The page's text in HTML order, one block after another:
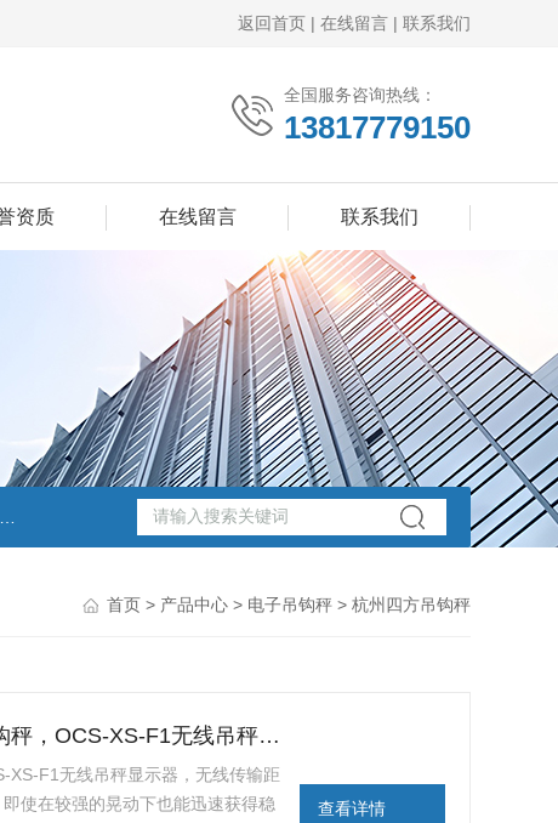
返回首页 | 在线留言 | 联系我们
全国服务咨询热线：
13817779150
资质 在线留言 联系我们
首页 > 产品中心 > 电子吊钩秤 > 杭州四方吊钩秤
广东四方OCS-XS-20T无线接收吊钩秤，OCS-XS-F1无线吊秤显示器
XS-F1无线吊秤显示器，无线传输距
使在较强的晃动下也能迅速获得稳
查看详情